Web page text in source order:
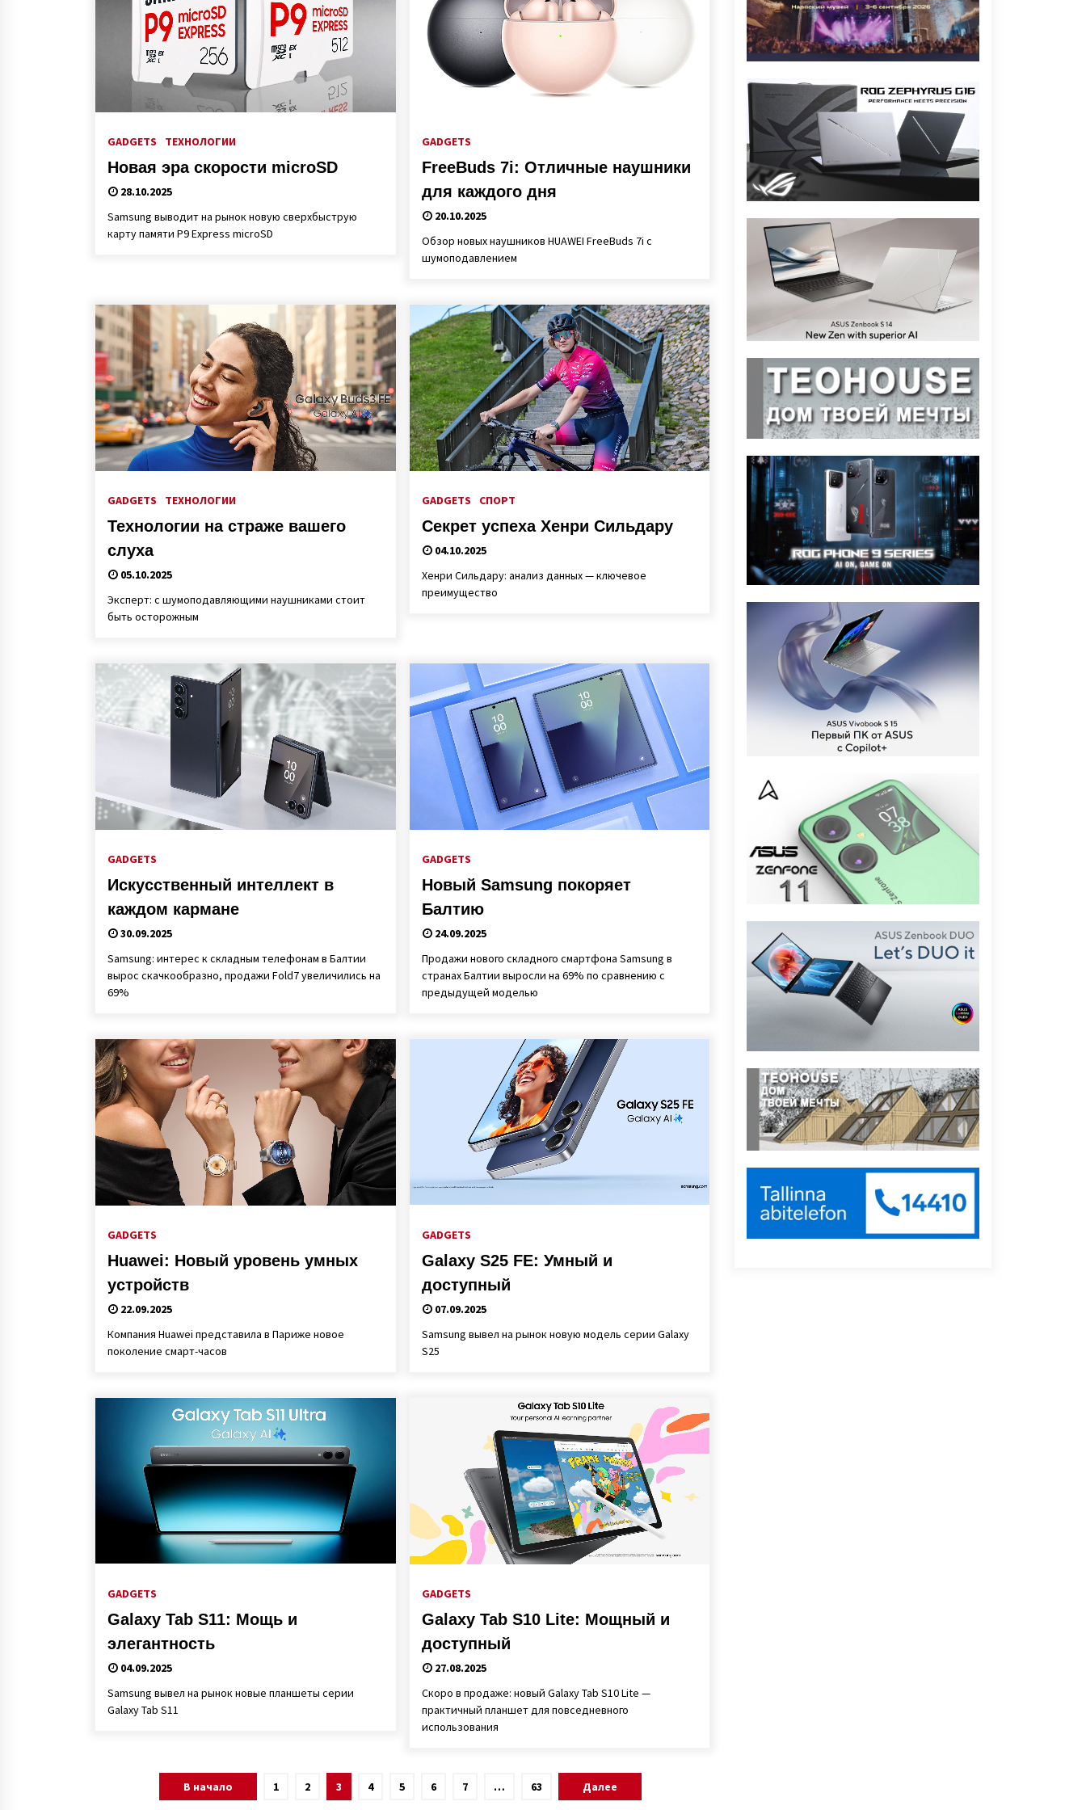
GADGETS ТЕХНОЛОГИИ
Новая эра скорости microSD
28.10.2025
Samsung выводит на рынок новую сверхбыструю
карту памяти P9 Express microSD
GADGETS
FreeBuds 7i: Отличные наушники
для каждого дня
20.10.2025
Обзор новых наушников HUAWEI FreeBuds 7i с
шумоподавлением
GADGETS ТЕХНОЛОГИИ
Технологии на страже вашего
слуха
05.10.2025
Эксперт: с шумоподавляющими наушниками стоит
быть осторожным
GADGETS СПОРТ
Секрет успеха Хенри Сильдару
04.10.2025
Хенри Сильдару: анализ данных — ключевое
преимущество
GADGETS
Искусственный интеллект в
каждом кармане
30.09.2025
Samsung: интерес к складным телефонам в Балтии
вырос скачкообразно, продажи Fold7 увеличились на
69%
GADGETS
Новый Samsung покоряет
Балтию
24.09.2025
Продажи нового складного смартфона Samsung в
странах Балтии выросли на 69% по сравнению с
предыдущей моделью
GADGETS
Huawei: Новый уровень умных
устройств
22.09.2025
Компания Huawei представила в Париже новое
поколение смарт-часов
GADGETS
Galaxy S25 FE: Умный и
доступный
07.09.2025
Samsung вывел на рынок новую модель серии Galaxy
S25
GADGETS
Galaxy Tab S11: Мощь и
элегантность
04.09.2025
Samsung вывел на рынок новые планшеты серии
Galaxy Tab S11
GADGETS
Galaxy Tab S10 Lite: Мощный и
доступный
27.08.2025
Скоро в продаже: новый Galaxy Tab S10 Lite —
практичный планшет для повседневного
использования
В начало 1 2 3 4 5 6 7 … 63 Далее